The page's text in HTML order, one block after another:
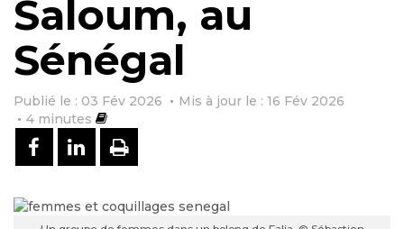
Saloum, au
Sénégal
Publié le : 03 Fév 2026
Mis à jour le : 16 Fév 2026
4 minutes
PARTAGER SUR FACEBOOK
PARTAGER SUR LINKEDIN
IMPRIMER